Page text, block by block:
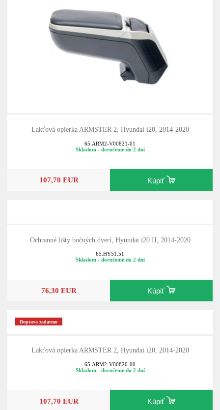
Lakťová opierka ARMSTER 2, Hyundai i20, 2014-2020
65.ARM2-V00821-01
Skladom - doručenie do 2 dní
107,70 EUR Kúpiť
Ochranné lišty bočných dverí, Hyundai i20 II, 2014-2020
65.HY51.51
Skladom - doručenie do 2 dní
76,30 EUR Kúpiť
Doprava zadarmo
Lakťová opierka ARMSTER 2, Hyundai i20, 2014-2020
65.ARM2-V00820-00
Skladom - doručenie do 2 dní
107,70 EUR Kúpiť